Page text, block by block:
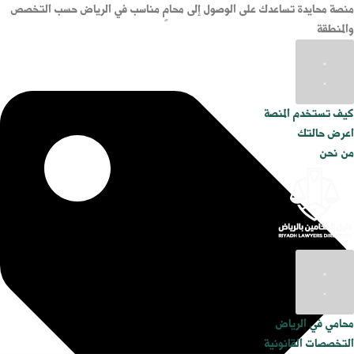
منصة محايدة تساعدك على الوصول إلى محامٍ مناسب في الرياض حسب التخصص
والمنطقة
كيف تستخدم المنصة
اعرض حالتك
من نحن
محامي في الرياض
التخصصات القانونية